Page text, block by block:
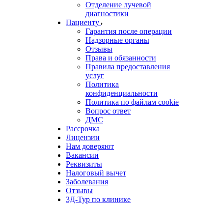
Отделение лучевой
диагностики
Пациенту
Гарантия после операции
Надзорные органы
Отзывы
Права и обязанности
Правила предоставления
услуг
Политика
конфиденциальности
Политика по файлам cookie
Вопрос ответ
ДМС
Рассрочка
Лицензии
Нам доверяют
Вакансии
Реквизиты
Налоговый вычет
Заболевания
Отзывы
3Д-Тур по клинике